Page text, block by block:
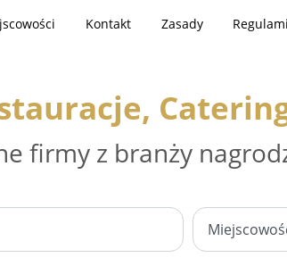
Kontakt Zasady
firmy z branży